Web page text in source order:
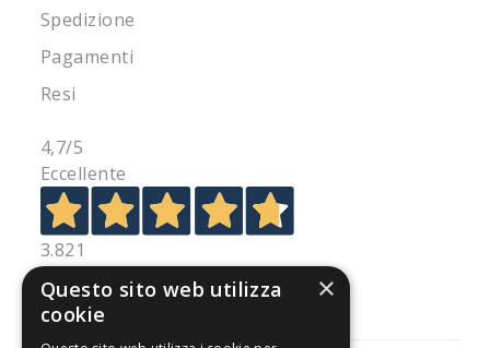
Spedizione
Pagamenti
Resi
4,7/5
Eccellente
3.821
Recensioni
×
Questo sito web utilizza
cookie